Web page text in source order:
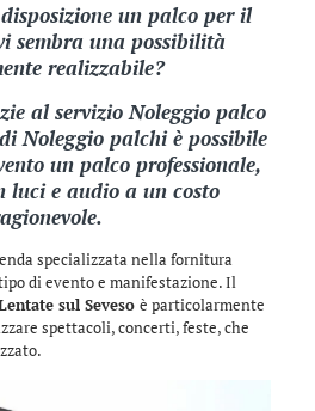
un palco per il
sembra una possibilità
realizzabile?
al servizio Noleggio palco
diNoleggio palchiè possibile
un palco professionale,
luci e audio a un costo
specializzata nella fornitura
di evento e manifestazione. Il
sul Seveso è particolarmente
spettacoli, concerti, feste, che